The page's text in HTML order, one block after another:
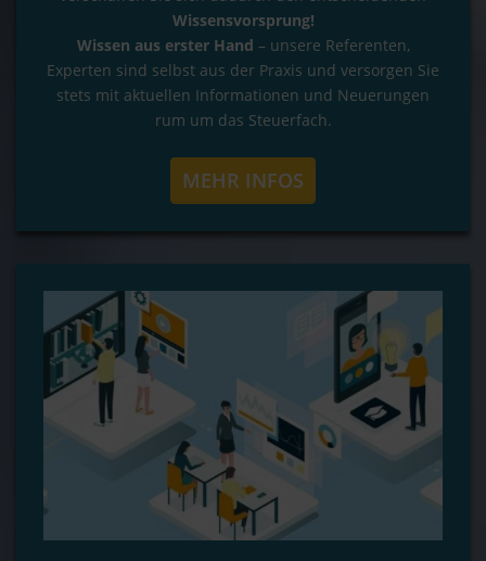
Wissensvorsprung!
Wissen aus erster Hand – unsere Referenten,
Experten sind selbst aus der Praxis und versorgen Sie
stets mit aktuellen Informationen und Neuerungen
rum um das Steuerfach.
MEHR INFOS